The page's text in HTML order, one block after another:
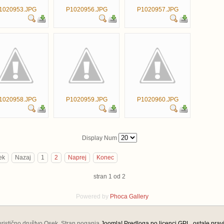
P1020956.JPG P1020957.JPG
P1020959.JPG P1020960.JPG
Display Num
Nazaj 1 2 Naprej Konec
stran 1 od 2
Powered by Phoca Gallery